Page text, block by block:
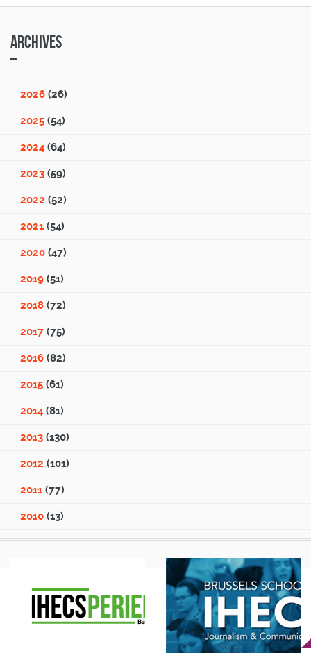
Archives
2026 (26)
2025 (54)
2024 (64)
2023 (59)
2022 (52)
2021 (54)
2020 (47)
2019 (51)
2018 (72)
2017 (75)
2016 (82)
2015 (61)
2014 (81)
2013 (130)
2012 (101)
2011 (77)
2010 (13)